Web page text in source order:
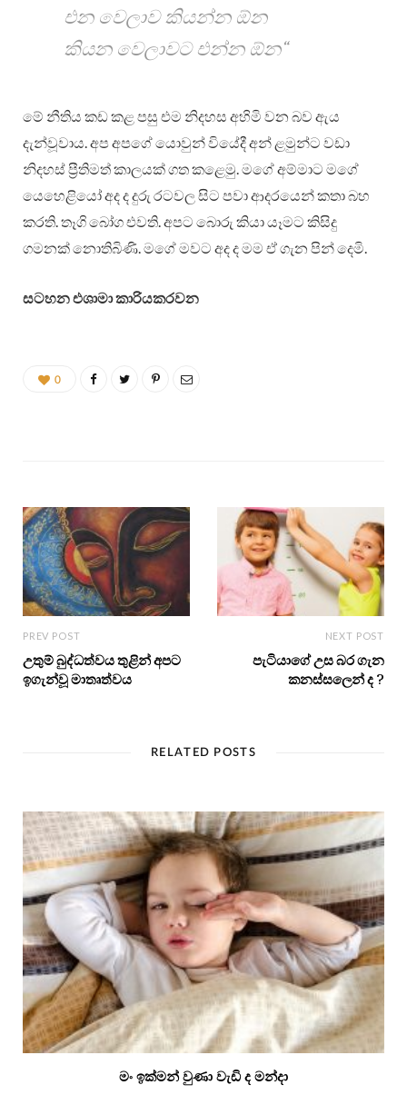
එන වෙලාව කියන්න ඕන
කියන වෙලාවට එන්න ඕන“
මේ නීතිය කඩ කළ පසු එම නිදහස අහිමි වන බව ඇය
දැන්වූවාය. අප අපගේ යොවුන් වියේදී අන් ළමුන්ට වඩා
නිදහස් ප්‍රීතිමත් කාලයක් ගත කළෙමු. මගේ අම්මාට මගේ
යෙහෙළියෝ අද ද දුරු රටවල සිට පවා ආදරයෙන් කතා බහ
කරති. තෑගි බෝග එවති. අපට බොරු කියා යෑමට කිසිදු
ගමනක් නොතිබිණි. මගේ මවට අද ද මම ඒ ගැන පින් දෙමි.
සටහන එශාමා කාරියකරවන
0
PREV POST
උතුම් බුද්ධත්වය තුළින් අපට
ඉගැන්වූ මාතෘත්වය
NEXT POST
පැටියාගේ උස බර ගැන
කනස්සලෙන් ද ?
RELATED POSTS
මං ඉක්මන් වුණා වැඩි ද මන්දා